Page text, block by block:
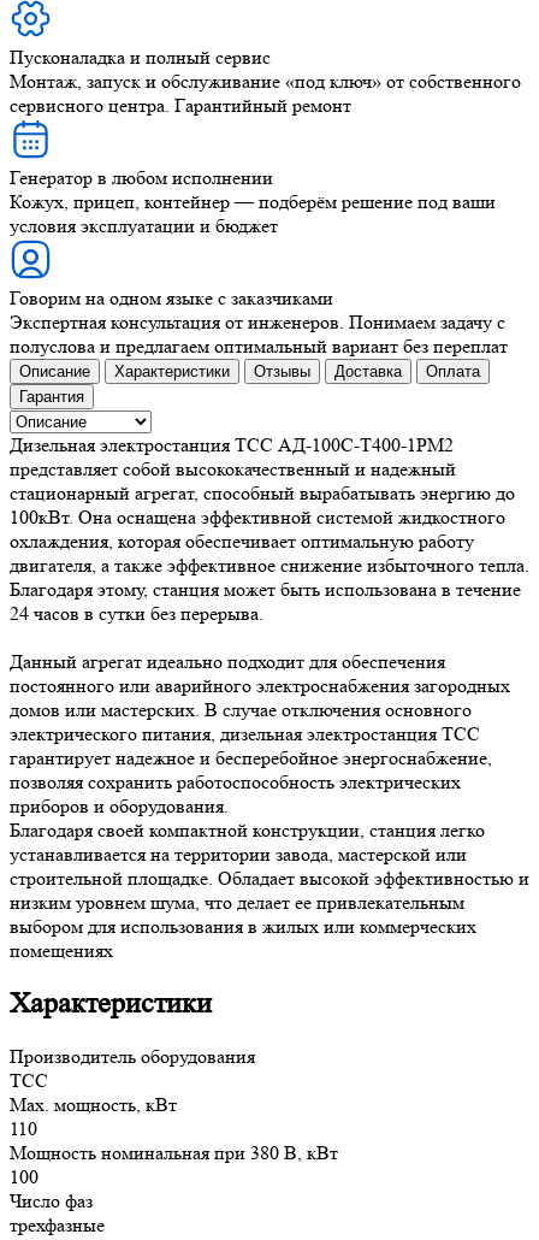
Пусконаладка и полный сервис
Монтаж, запуск и обслуживание «под ключ» от собственного
сервисного центра. Гарантийный ремонт
Генератор в любом исполнении
Кожух, прицеп, контейнер — подберём решение под ваши
условия эксплуатации и бюджет
Говорим на одном языке с заказчиками
Экспертная консультация от инженеров. Понимаем задачу с
полуслова и предлагаем оптимальный вариант без переплат
Описание Характеристики Отзывы Доставка
Оплата
Гарантия
Дизельная электростанция ТСС АД-100С-Т400-1РМ2
представляет собой высококачественный и надежный
стационарный агрегат, способный вырабатывать энергию до
100кВт. Она оснащена эффективной системой жидкостного
охлаждения, которая обеспечивает оптимальную работу
двигателя, а также эффективное снижение избыточного тепла.
Благодаря этому, станция может быть использована в течение
24 часов в сутки без перерыва.
Данный агрегат идеально подходит для обеспечения
постоянного или аварийного электроснабжения загородных
домов или мастерских. В случае отключения основного
электрического питания, дизельная электростанция ТСС
гарантирует надежное и бесперебойное энергоснабжение,
позволяя сохранить работоспособность электрических
приборов и оборудования.
Благодаря своей компактной конструкции, станция легко
устанавливается на территории завода, мастерской или
строительной площадке. Обладает высокой эффективностью и
низким уровнем шума, что делает ее привлекательным
выбором для использования в жилых или коммерческих
помещениях
Характеристики
Производитель оборудования
ТСС
Max. мощность, кВт
110
Мощность номинальная при 380 В, кВт
100
Число фаз
трехфазные